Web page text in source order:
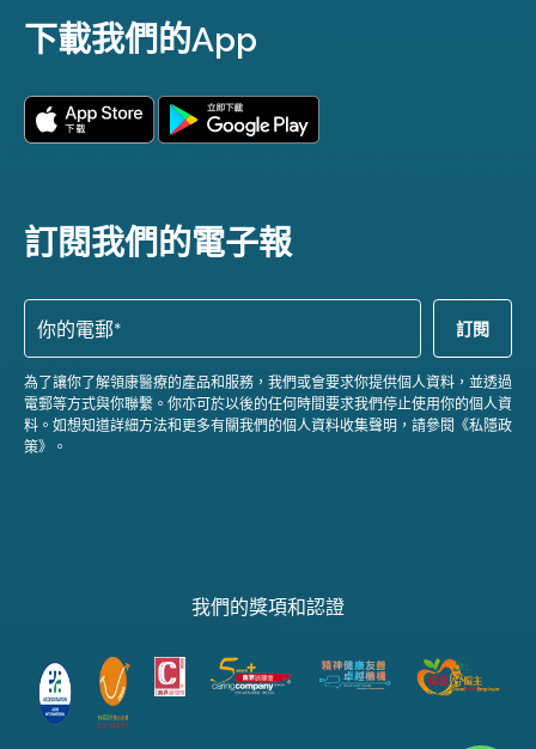
下載我們的App
訂閱我們的電子報
為了讓你了解領康醫療的產品和服務，我們或會要求你提供個人資料，並透過
電郵等方式與你聯繫。你亦可於以後的任何時間要求我們停止使用你的個人資
料。如想知道詳細方法和更多有關我們的個人資料收集聲明，請參閱《私隱政
策》。
我們的獎項和認證